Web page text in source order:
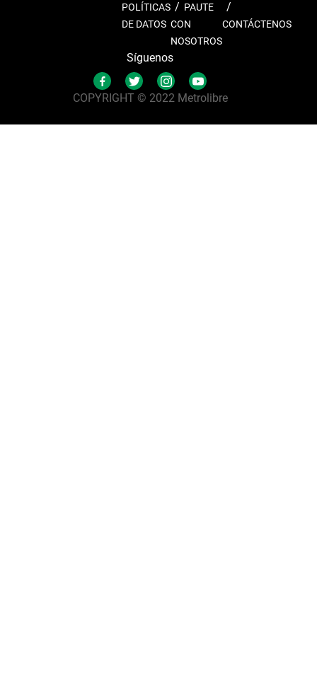
POLÍTICAS
DE DATOS
PAUTE
CON
NOSOTROS
CONTÁCTENOS
Síguenos
COPYRIGHT © 2022 Metrolibre